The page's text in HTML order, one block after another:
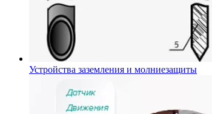
Устройства заземления и молниезащиты